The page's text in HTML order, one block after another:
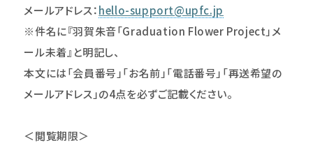
メールアドレス：hello-support@upfc.jp
※件名に『羽賀朱音「Graduation Flower Project」メ
ール未着』と明記し、
本文には「会員番号」「お名前」「電話番号」「再送希望の
メールアドレス」の4点を必ずご記載ください。
＜閲覧期限＞